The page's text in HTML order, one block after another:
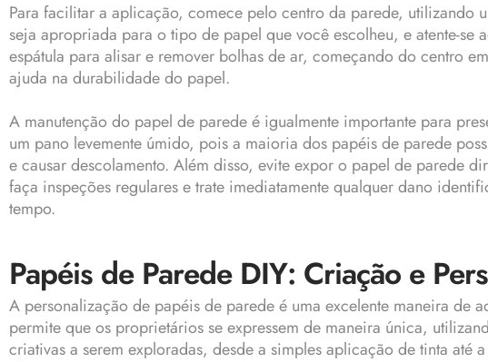
Para facilitar a aplicação, comece pelo centro da parede,
seja apropriada para o tipo de papel que você escolheu, e atente-
espátula para alisar e remover bolhas de ar, começando do centro
ajuda na durabilidade do papel.
A manutenção do papel de parede é igualmente importante para
um pano levemente úmido, pois a maioria dos papéis de parede
e causar descolamento. Além disso, evite expor o papel de parede
faça inspeções regulares e trate imediatamente qualquer dano
tempo.
Papéis de Parede DIY: Criação e
A personalização de papéis de parede é uma excelente maneira de
permite que os proprietários se expressem de maneira única,
criativas a serem exploradas, desde a simples aplicação de tinta até